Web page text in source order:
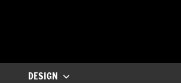
DESIGN